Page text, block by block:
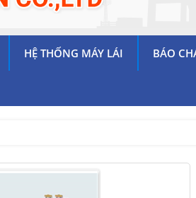
HỆ THỐNG MÁY LÁI BÁO